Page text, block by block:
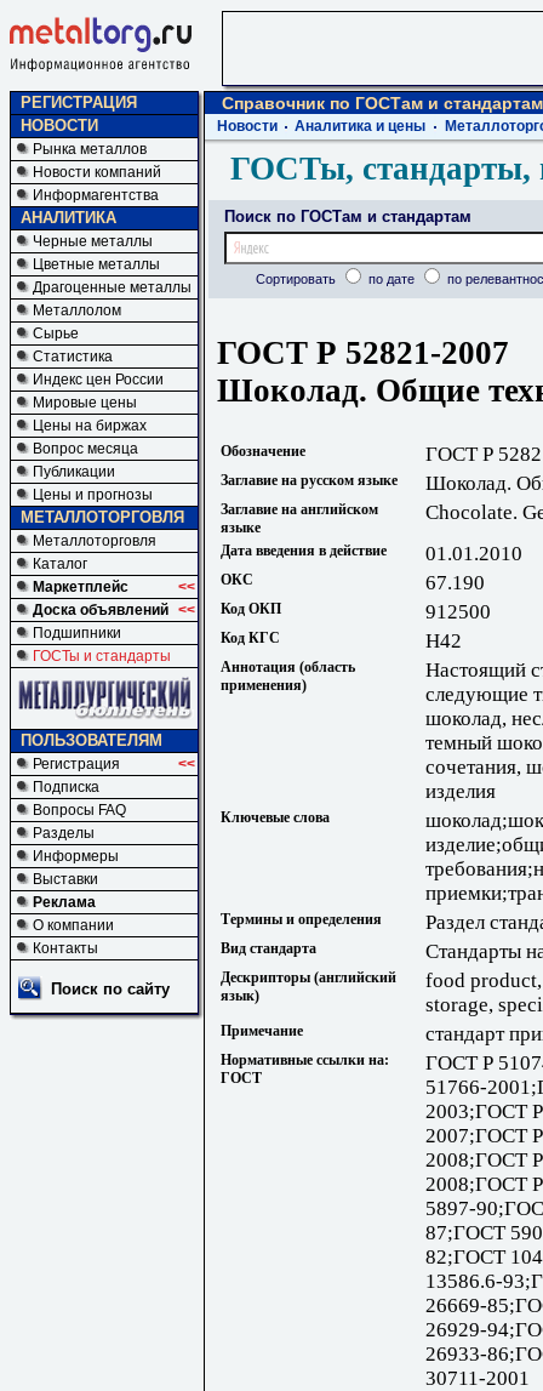
РЕГИСТРАЦИЯ
НОВОСТИ
Рынка металлов
Новости компаний
Информагентства
АНАЛИТИКА
Черные металлы
Цветные металлы
Драгоценные металлы
Металлолом
Сырье
Статистика
Индекс цен России
Мировые цены
Цены на биржах
Вопрос месяца
Публикации
Цены и прогнозы
МЕТАЛЛОТОРГОВЛЯ
Металлоторговля
Каталог
Маркетплейс
<<
Доска объявлений <<
Подшипники
ГОСТы и стандарты
ПОЛЬЗОВАТЕЛЯМ
Регистрация
<<
Подписка
Вопросы FAQ
Разделы
Информеры
Выставки
Реклама
О компании
Контакты
Поиск по сайту
Справочник по ГОСТам и стандартам
Новости Аналитика и цены
ГОСТы, стандарты,
Поиск по ГОСТам и стандартам
Сортировать по дате по
ГОСТ Р 52821-2007
Шоколад. Общие
Обозначение ГОСТ Р
Заглавие на русском языке Шоколад.
Заглавие на английском
языке
Chocolate.
Дата введения в действие 01.01.2010
ОКС 67.190
Код ОКП 912500
Код КГС Н42
Аннотация (область
применения)
Настоящий
следующие
шоколад,
темный
сочетания,
изделия
Ключевые слова
Термины и определения Раздел
Вид стандарта Стандарты
Дескрипторы (английский
язык)
food
storage,
Примечание стандарт
Нормативные ссылки на:
ГОСТ
ГОСТ Р
51766-
2003;ГОСТ
2007;ГОСТ
2008;ГОСТ
2008;ГОСТ
5897-
87;ГОСТ
82;ГОСТ
13586.6-
26669-
26929-
26933-
30711-2001